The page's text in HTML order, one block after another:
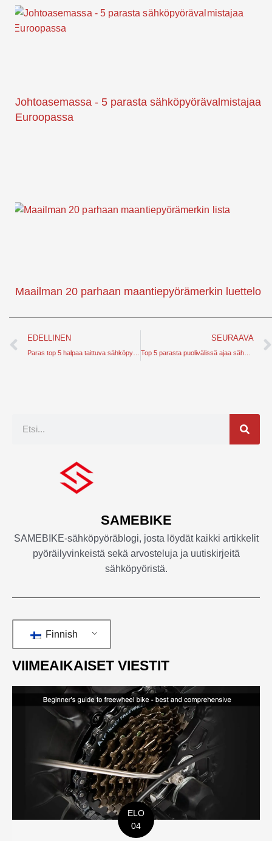
Johtoasemassa - 5 parasta sähköpyörävalmistajaa
Euroopassa
Maailman 20 parhaan maantiepyörämerkin luettelo
Edellinen
EDELLINEN SEURAAVA
SAMEBIKE
SAMEBIKE-sähköpyöräblogi, josta löydät kaikki artikkelit
pyöräilyvinkeistä sekä arvosteluja ja uutiskirjeitä
sähköpyöristä.
Finnish
VIIMEAIKAISET VIESTIT
ELO
04